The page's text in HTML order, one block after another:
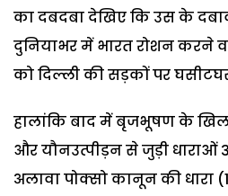
का दबदबा देखिए कि उस के
दुनियाभर में भारत रोशन करने
को दिल्ली की सड़कों पर
हालांकि बाद में बृजभूषण के
और यौनउत्पीड़न से जुड़ी धाराओं
अलावा पोक्सो कानून की धारा